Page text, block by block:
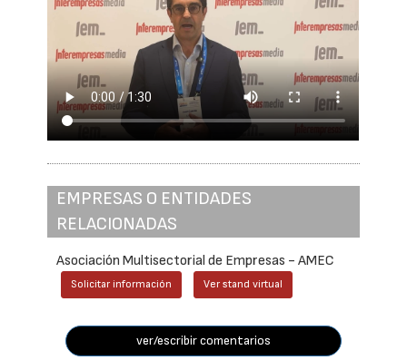
EMPRESAS O ENTIDADES
RELACIONADAS
Asociación Multisectorial de Empresas - AMEC
Solicitar información Ver stand virtual
ver/escribir comentarios